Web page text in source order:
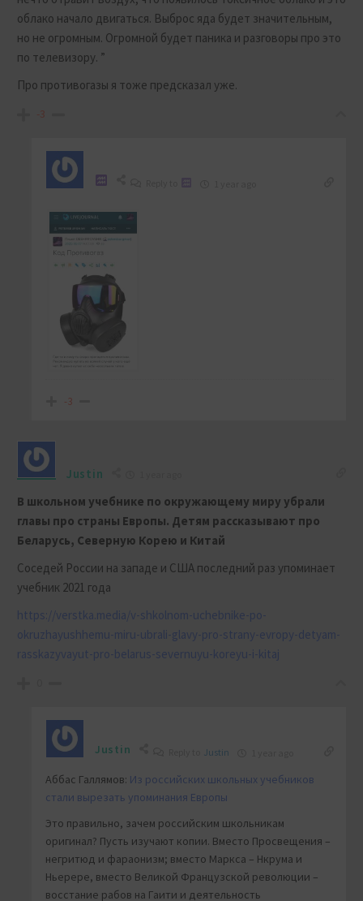
облако начало двигаться. Выброс яда будет значительным,
но не огромным. Огромной будет паника и разговоры про это
по телевизору. ”
Про противогазы я тоже предсказал уже.
-3
-3
Justin
В школьном учебнике по окружающему миру убрали
главы про страны Европы. Детям рассказывают про
Беларусь, Северную Корею и Китай
Соседей России на западе и США последний раз упоминает
учебник 2021 года
https://verstka.media/v-shkolnom-uchebnike-po-
okruzhayushhemu-miru-ubrali-glavy-pro-strany-evropy-detyam-
rasskazyvayut-pro-belarus-severnuyu-koreyu-i-kitaj
Justin Justin
Аббас Галлямов: Из российских школьных учебников
стали вырезать упоминания Европы
Это правильно, зачем российским школьникам
оригинал? Пусть изучают копии. Вместо Просвещения –
негритюд и фараонизм; вместо Маркса – Нкрума и
Ньерере, вместо Великой Французской революции –
восстание рабов на Гаити и деятельность